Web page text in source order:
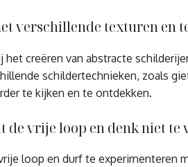
verschillende texturen en
het creëren van abstracte
schildertechnieken, zoals
te kijken en te ontdekken.
vrije loop en denk niet te
loop en durf te experimenteren